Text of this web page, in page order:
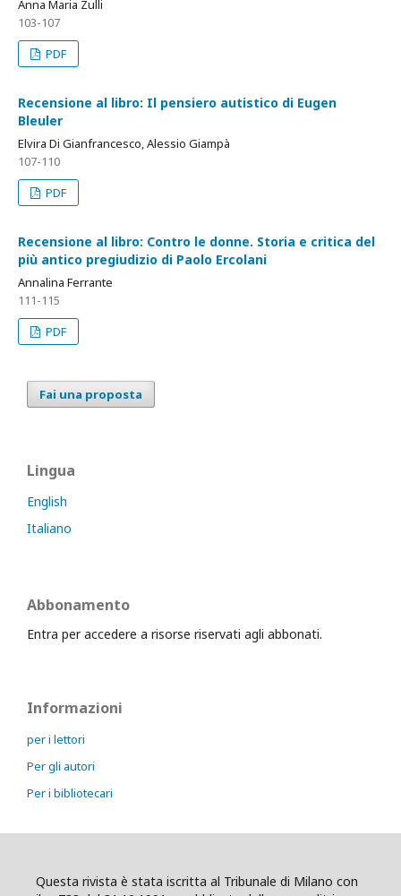
Anna Maria Zulli
103-107
PDF
Recensione al libro: Il pensiero autistico di Eugen
Bleuler
Elvira Di Gianfrancesco, Alessio Giampà
107-110
PDF
Recensione al libro: Contro le donne. Storia e critica del
più antico pregiudizio di Paolo Ercolani
Annalina Ferrante
111-115
PDF
Fai una proposta
Lingua
English
Italiano
Abbonamento
Entra per accedere a risorse riservati agli abbonati.
Informazioni
per i lettori
Per gli autori
Per i bibliotecari
Questa rivista è stata iscritta al Tribunale di Milano con